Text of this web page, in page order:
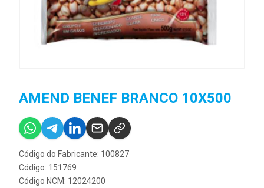
AMEND BENEF BRANCO 10X500
Código do Fabricante: 100827
Código: 151769
Código NCM: 12024200